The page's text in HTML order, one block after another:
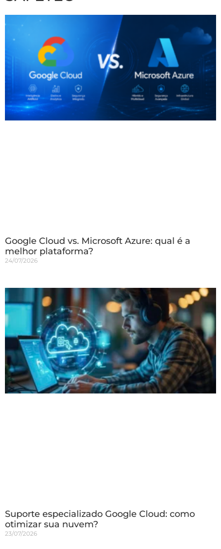
Google Cloud vs. Microsoft Azure: qual é a
melhor plataforma?
24/07/2026
Suporte especializado Google Cloud: como
otimizar sua nuvem?
23/07/2026